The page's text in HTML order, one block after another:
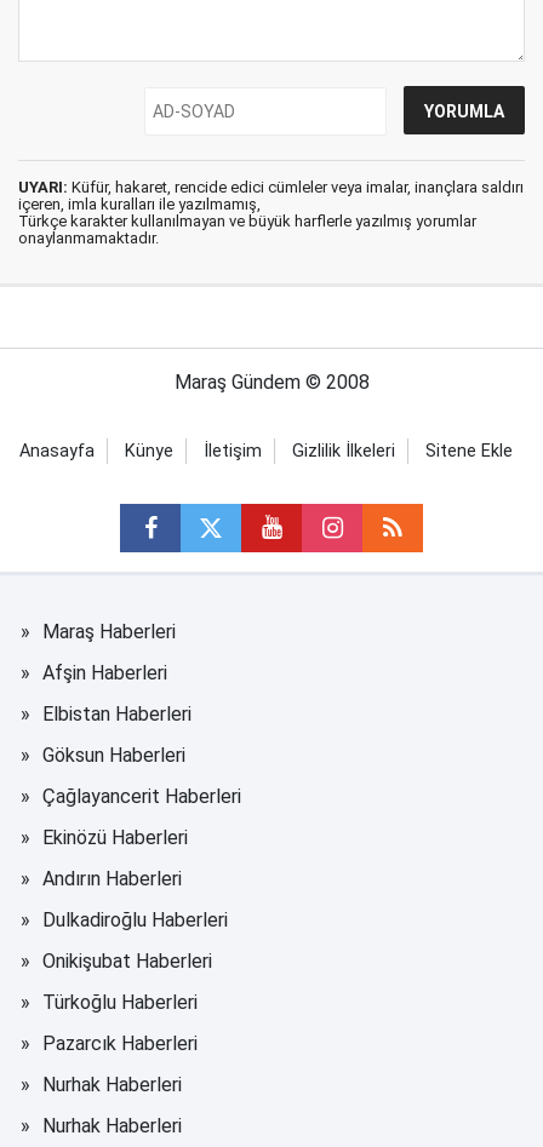
UYARI: Küfür, hakaret, rencide edici cümleler veya imalar, inançlara saldırı
içeren, imla kuralları ile yazılmamış,
Türkçe karakter kullanılmayan ve büyük harflerle yazılmış yorumlar
onaylanmamaktadır.
Maraş Gündem © 2008
Anasayfa Künye İletişim Gizlilik İlkeleri Sitene Ekle
Maraş Haberleri
Afşin Haberleri
Elbistan Haberleri
Göksun Haberleri
Çağlayancerit Haberleri
Ekinözü Haberleri
Andırın Haberleri
Dulkadiroğlu Haberleri
Onikişubat Haberleri
Türkoğlu Haberleri
Pazarcık Haberleri
Nurhak Haberleri
Nurhak Haberleri